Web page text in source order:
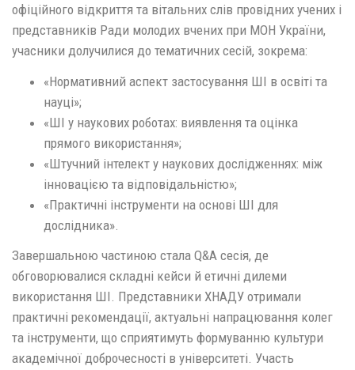
офіційного відкриття та вітальних слів провідних учених і
представників Ради молодих вчених при МОН України,
учасники долучилися до тематичних сесій, зокрема:
«Нормативний аспект застосування ШІ в освіті та
науці»;
«ШІ у наукових роботах: виявлення та оцінка
прямого використання»;
«Штучний інтелект у наукових дослідженнях: між
інновацією та відповідальністю»;
«Практичні інструменти на основі ШІ для
дослідника».
Завершальною частиною стала Q&A сесія, де
обговорювалися складні кейси й етичні дилеми
використання ШІ. Представники ХНАДУ отримали
практичні рекомендації, актуальні напрацювання колег
та інструменти, що сприятимуть формуванню культури
академічної доброчесності в університеті. Участь